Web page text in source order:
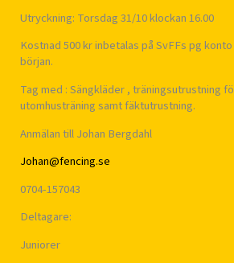
Utryckning: Torsdag 31/10 klockan 16.00
Kostnad 500 kr inbetalas på SvFFs pg
början.
Tag med : Sängkläder , träningsutrustning
utomhusträning samt fäktutrustning.
Anmälan till Johan Bergdahl
Johan@fencing.se
0704-157043
Deltagare:
Juniorer